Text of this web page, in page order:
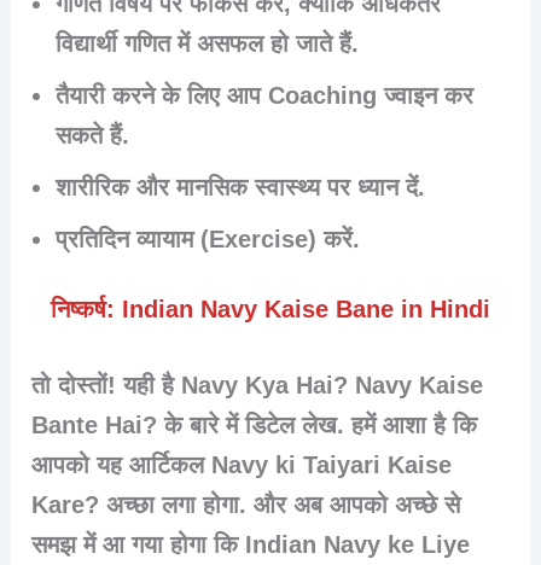
विद्यार्थी गणित में असफल हो जाते हैं.
तैयारी करने के लिए आप Coaching ज्वाइन कर
सकते हैं.
शारीरिक और मानसिक स्वास्थ्य पर ध्यान दें.
प्रतिदिन व्यायाम (Exercise) करें.
निष्कर्ष: Indian Navy Kaise Bane in Hindi
तो दोस्तों! यही हैNavy Kya Hai? Navy Kaise
Bante Hai? के बारे में डिटेल लेख. हमें आशा है कि
आपको यह आर्टिकल Navy ki Taiyari Kaise
Kare? अच्छा लगा होगा. और अब आपको अच्छे से
समझ में आ गया होगा कि Indian Navy ke Liye